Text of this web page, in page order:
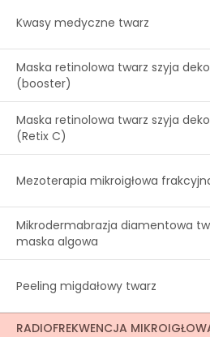
Kwasy medyczne twarz
Maska retinolowa twarz szyja
(booster)
Maska retinolowa twarz szyja
(Retix C)
Mezoterapia mikroigłowa
Mikrodermabrazja diamentowa
maska algowa
Peeling migdałowy twarz
RADIOFREKWENCJA